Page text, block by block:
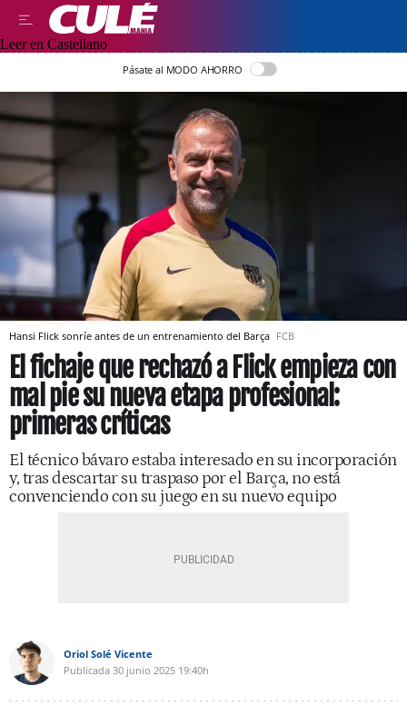
Leer en Castellano
Pásate al MODO AHORRO
Hansi Flick sonríe antes de un entrenamiento del Barça FCB
El fichaje que rechazó a Flick empieza con
mal pie su nueva etapa profesional:
primeras críticas
El técnico bávaro estaba interesado en su incorporación
y, tras descartar su traspaso por el Barça, no está
convenciendo con su juego en su nuevo equipo
Oriol Solé Vicente
Publicada 30 junio 2025 19:40h